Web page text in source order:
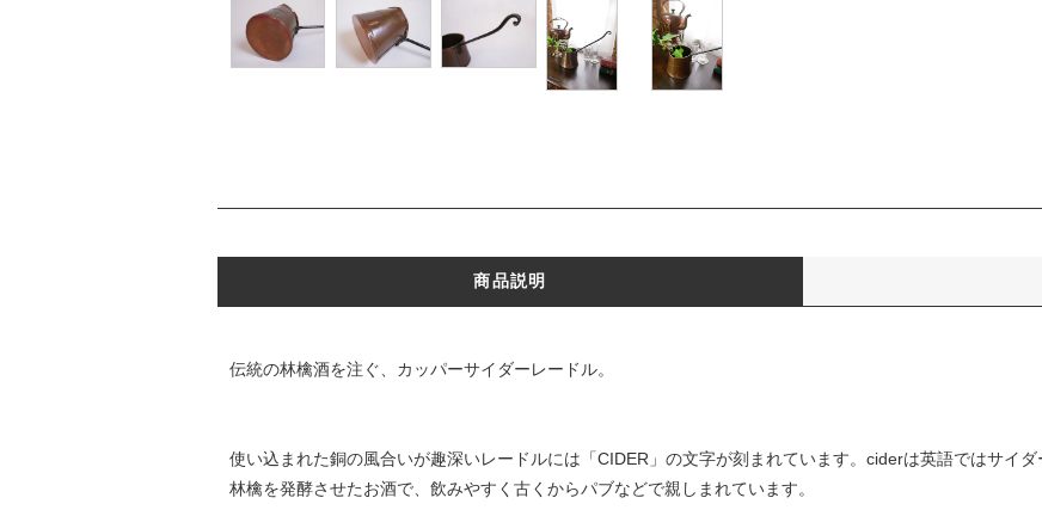
商品説明
伝統の林檎酒を注ぐ、カッパーサイダーレードル。
使い込まれた銅の風合いが趣深いレードルには「CIDER」の文字が刻まれています。ciderは英語ではサイダ
林檎を発酵させたお酒で、飲みやすく古くからパブなどで親しまれています。